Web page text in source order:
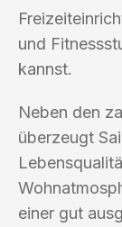
und
kannst.
Neben den
überzeugt
einer gut